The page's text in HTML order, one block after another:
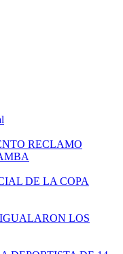
RECLAMO
DE LA COPA
LOS